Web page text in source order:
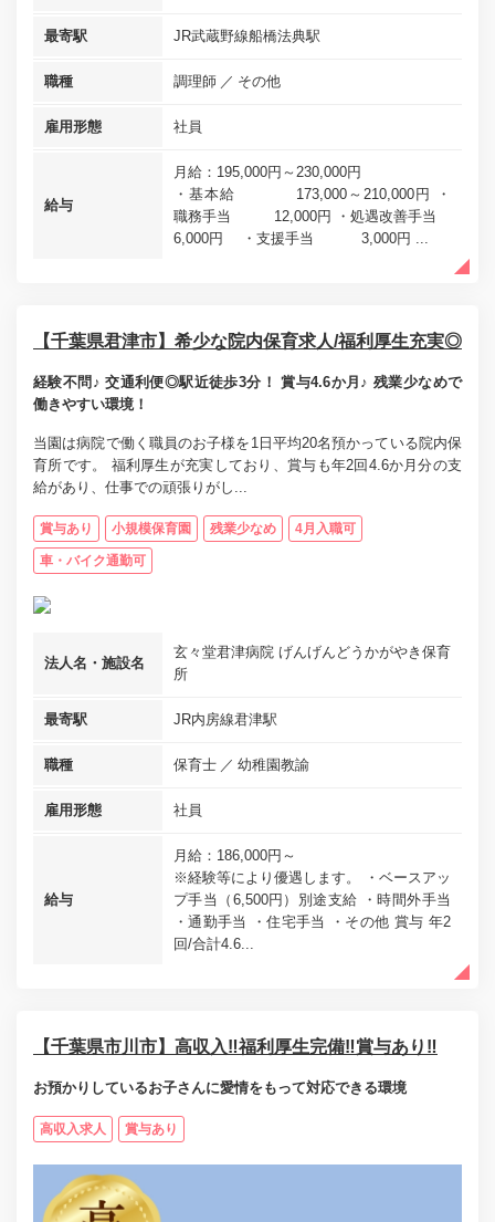
最寄駅 JR武蔵野線船橋法典駅
職種 調理師 その他
雇用形態 社員
給与
月給：195,000円～230,000円
・基本給 173,000～210,000円 ・
職務手当 12,000円 ・処遇改善手当
6,000円 ・支援手当 3,000円 ...
【千葉県君津市】希少な院内保育求人/福利厚生充実◎
経験不問♪ 交通利便◎駅近徒歩3分！ 賞与4.6か月♪ 残業少なめで
働きやすい環境！
当園は病院で働く職員のお子様を1日平均20名預かっている院内保
育所です。 福利厚生が充実しており、賞与も年2回4.6か月分の支
給があり、仕事での頑張りがし...
賞与あり 小規模保育園 残業少なめ 4月入職可
車・バイク通勤可
法人名・施設名
玄々堂君津病院 げんげんどうかがやき保育
所
最寄駅 JR内房線君津駅
職種 保育士 幼稚園教諭
雇用形態 社員
給与
月給：186,000円～
※経験等により優遇します。 ・ベースアッ
プ手当（6,500円）別途支給 ・時間外手当
・通勤手当 ・住宅手当 ・その他 賞与 年2
回/合計4.6...
【千葉県市川市】高収入‼福利厚生完備‼賞与あり‼
お預かりしているお子さんに愛情をもって対応できる環境
高収入求人 賞与あり